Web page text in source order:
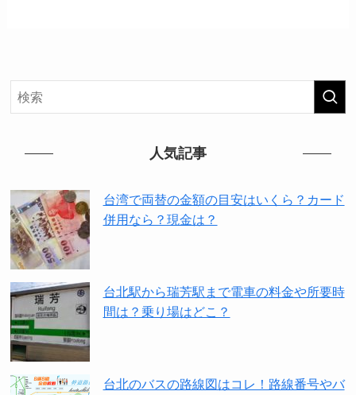
人気記事
台湾で両替の金額の目安はいくら？カード
併用なら？現金は？
台北駅から瑞芳駅まで電車の料金や所要時
間は？乗り場はどこ？
台北のバスの路線図はコレ！路線番号やバ